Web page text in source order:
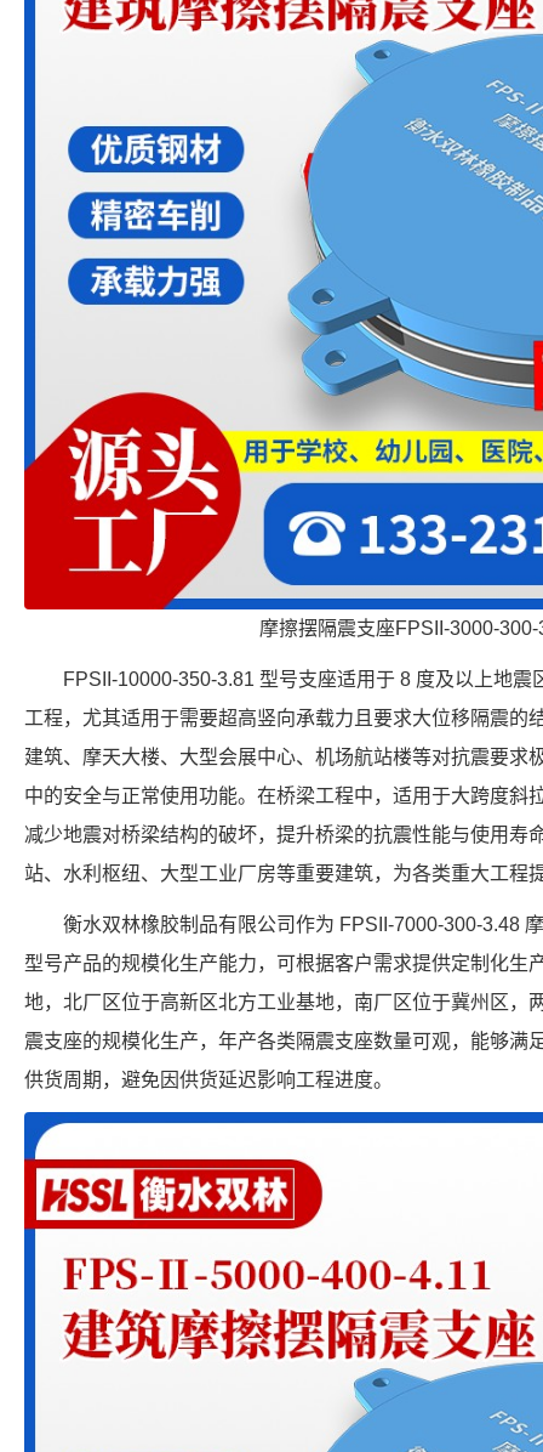
摩擦摆隔震支座FPSII-3000-300-
FPSII-10000-350-3.81 型号支座适用于 8 度及以上地
工程，尤其适用于需要超高竖向承载力且要求大位移隔震的
建筑、摩天大楼、大型会展中心、机场航站楼等对抗震要求
中的安全与正常使用功能。在桥梁工程中，适用于大跨度斜
减少地震对桥梁结构的破坏，提升桥梁的抗震性能与使用寿
站、水利枢纽、大型工业厂房等重要建筑，为各类重大工程
衡水双林橡胶制品有限公司作为 FPSII-7000-300-3.48
型号产品的规模化生产能力，可根据客户需求提供定制化生
地，北厂区位于高新区北方工业基地，南厂区位于冀州区，
震支座的规模化生产，年产各类隔震支座数量可观，能够满
供货周期，避免因供货延迟影响工程进度。